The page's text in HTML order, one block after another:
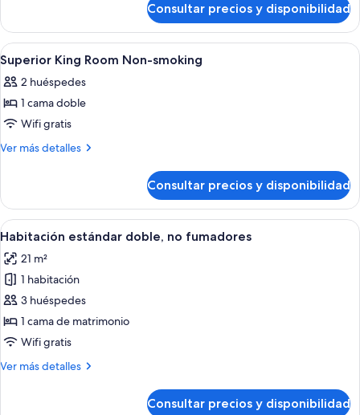
Non-
Smoking,shower
only
King
Bedroom
Non-
Smoking,shower
only
Consultar precios y disponibilidad
Abrir
todas
las
fotos
de
Superior
Non-
smoking
Una habitación de hotel con una
1
Superior King Room Non-smoking
2 huéspedes
1 cama doble
Wifi gratis
Ver más detalles
Más
King
Room
Non-
Consultar precios y disponibilidad
Abrir
todas
las
fotos
de
Habitación
estándar
no
Una habitación de hotel con una
11
Habitación estándar doble, no fumadores
21 m²
1 habitación
3 huéspedes
1 cama de matrimonio
Wifi gratis
Ver más detalles
Más
Consultar precios y disponibilidad